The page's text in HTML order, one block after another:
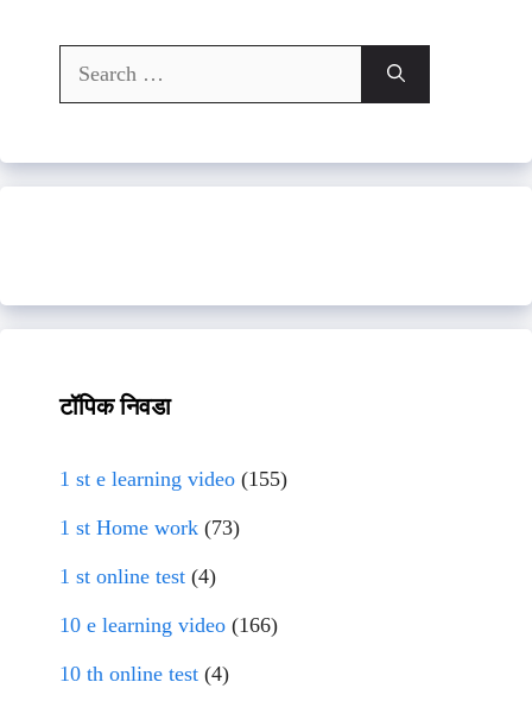
Search
for:
टॉपिक निवडा
1 st e learning video (155)
1 st Home work (73)
1 st online test (4)
10 e learning video (166)
10 th online test (4)